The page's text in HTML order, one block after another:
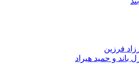
فرزین
باند و حمید هیراد